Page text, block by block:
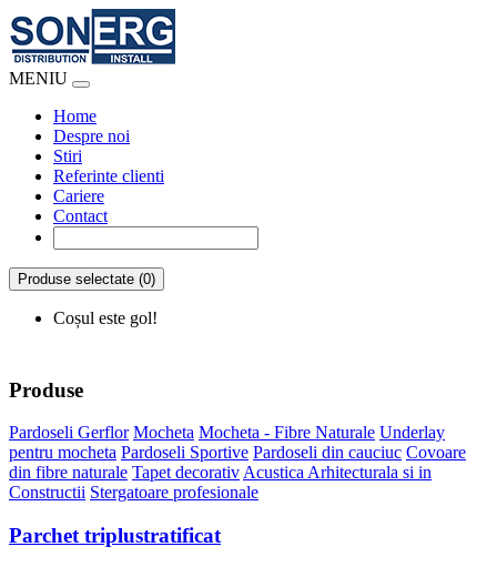
MENIU
Home
Despre noi
Stiri
Referinte clienti
Cariere
Contact
Produse selectate (0)
Coșul este gol!
Produse
Pardoseli Gerflor Mocheta Mocheta - Fibre Naturale Underlay
pentru mocheta Pardoseli Sportive Pardoseli din cauciuc Covoare
din fibre naturale Tapet decorativAcustica Arhitecturala si in
Constructii Stergatoare profesionale
Parchet triplustratificat